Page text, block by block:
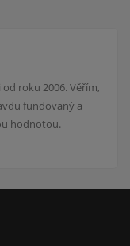
roku 2006. Věřím,
fundovaný a
hodnotou.